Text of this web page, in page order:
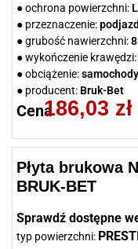
● ochrona powierzchni:
● przeznaczenie:
● grubość nawierzchni:
● wykończenie krawędzi:
● obciążenie:
● producent: Bruk-Bet
Cena186,03 zł
Płyta brukowa
BRUK-BET
Sprawdź dostępne
typ powierzchni: